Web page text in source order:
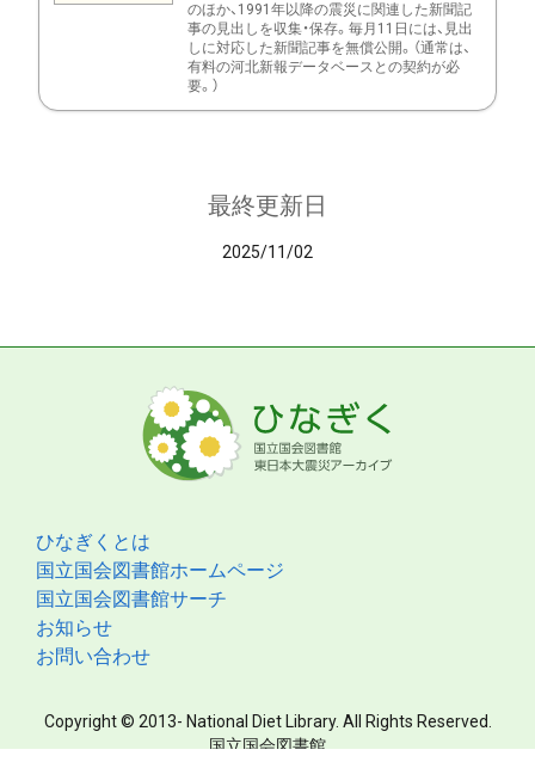
のほか、1991年以降の震災に関連した新聞記
事の見出しを収集・保存。毎月11日には、見出
しに対応した新聞記事を無償公開。（通常は、
有料の河北新報データベースとの契約が必
要。）
最終更新日
2025/11/02
ひなぎくとは
国立国会図書館ホームページ
国立国会図書館サーチ
お知らせ
お問い合わせ
Copyright © 2013- National Diet Library. All Rights Reserved.